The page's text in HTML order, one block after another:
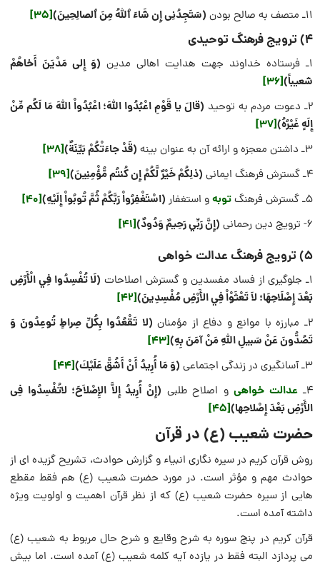
11ـ متصف به صالح بودن (سَتَجِدُنِی إِن شَاءَٱللَّهُ مِنَٱلصالِحِينَ)[35]
4) ترویج فرهنگ توحیدی
1ـ فرستاده خداوند جهت هدایت اهالی مدین
(وَ إِلی مَدْیَنَ أَخاهُمْ
شعیباً)[36]
2ـ دعوت مردم به توحید
(قالَ یا قَوْمِ اعْبُدُوا اللّهَ؛ اعْبُدُواْ اللّهَ مَا لَكُم مِّنْ
إِلَهٍ غَيْرُهُ)[37]
3ـ داشتن معجزه و ارائه آن به عنوان بینه (قَدْ جاءَتْکُمْ بَیِّنَةٌ)[38]
4ـ گسترش فرهنگ ایمانی (ذلِکُمْ خَيْرٌ لَّكُمْ إِن كُنتُم مُّؤْمِنِينَ)[39]
5ـ گسترش فرهنگ توبهو استغفار (اسْتَغْفِرُواْ رَبَّكُمْ ثُمَّ تُوبُواْ إِلَيْهِ)[40]
6- ترویج دین رحمانی (إِنَّ رَبِّي رَحِيمٌ وَدُودٌ)[41]
5) ترویج فرهنگ عدالت خواهی
1ـ جلوگیری از فساد مفسدین و گسترش اصلاحات
(لَا تُفْسِدُوا فِي الْأَرْضِ
بَعْدَ إِصْلَاحِهَا؛ لاَ تَعْثَوْاْ فِي الأَرْضِ مُفْسِدِينَ)[42]
2ـ مبارزه با موانع و دفاع از مؤمنان
(لا تَقْعُدُوا بِکُلِّ صِراطٍ تُوعِدُونَ وَ
تَصُدُّونَ عَنْ سَبیلِ اللَّهِ مَنْ آمَنَ بِهِ)[43]
3ـ آسان‏گیری در زندگی اجتماعی (وَ مَا أُرِيدُ أَنْ أَشُقَّ عَلَيْكَ)[44]
4ـ عدالت خواهیو اصلاح طلبی (إِنْ أُرِيدُ إِلاَّ الإِصْلاَحَ؛ لاتُفْسِدُوا فِی
الأَرْضِ بَعْدَ إِصْلاحِها)[45]
حضرت شعیب (ع) در قرآن
روش قرآن کریم در سیره نگاری انبیاء و گزارش حوادث، تشریح گزیده ای از
حوادث مهم و مؤثر است. در مورد حضرت شعیب (ع) هم فقط مقطع
هایی از سیره حضرت شعیب (ع) که از نظر قرآن اهمیت و اولویت ویژه
داشته آمده است.
قرآن کریم در پنج سوره به شرح وقایع و شرح حال مربوط به شعیب (ع)
می پردازد البته فقط در یازده آیه کلمه شعیب (ع) آمده است. اما بیش